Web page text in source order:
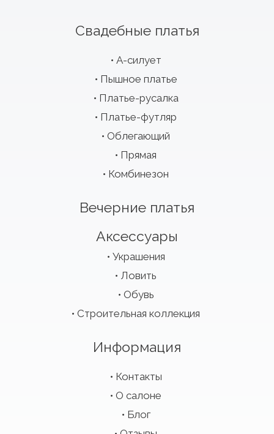
Свадебные платья
А-силует
Пышное платье
Платье-русалка
Платье-футляр
Облегающий
Прямая
Комбинезон
Вечерние платья
Аксессуары
Украшения
Ловить
Обувь
Строительная коллекция
Информация
Контакты
О салоне
Блог